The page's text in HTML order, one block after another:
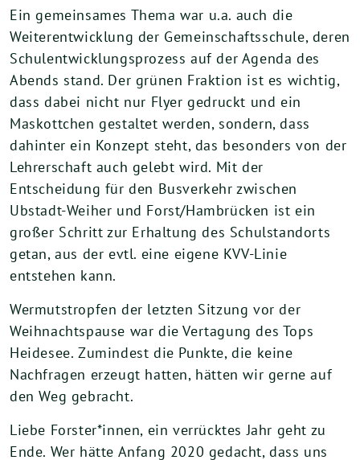
Ein gemeinsames Thema war u.a. auch die
Weiterentwicklung der Gemeinschaftsschule, deren
Schulentwicklungsprozess auf der Agenda des
Abends stand. Der grünen Fraktion ist es wichtig,
dass dabei nicht nur Flyer gedruckt und ein
Maskottchen gestaltet werden, sondern, dass
dahinter ein Konzept steht, das besonders von der
Lehrerschaft auch gelebt wird. Mit der
Entscheidung für den Busverkehr zwischen
Ubstadt-Weiher und Forst/Hambrücken ist ein
großer Schritt zur Erhaltung des Schulstandorts
getan, aus der evtl. eine eigene KVV-Linie
entstehen kann.
Wermutstropfen der letzten Sitzung vor der
Weihnachtspause war die Vertagung des Tops
Heidesee. Zumindest die Punkte, die keine
Nachfragen erzeugt hatten, hätten wir gerne auf
den Weg gebracht.
Liebe Forster*innen, ein verrücktes Jahr geht zu
Ende. Wer hätte Anfang 2020 gedacht, dass uns